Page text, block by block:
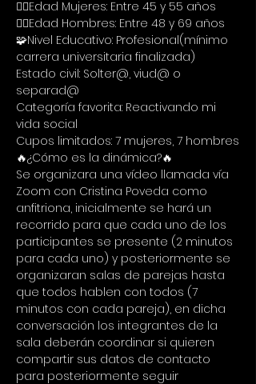
🙋‍♀Edad Mujeres: Entre 45 y 55 años
🙋‍♂Edad Hombres: Entre 48 y 69 años
🧩Nivel Educativo: Profesional(mínimo
carrera universitaria finalizada)
Estado civil: Solter@, viud@ o
separad@
Categoría favorita: Reactivando mi
vida social
Cupos limitados: 7 mujeres, 7 hombres
🔥¿Cómo es la dinámica?🔥
Se organizara una vídeo llamada vía
Zoom con Cristina Poveda como
anfitriona, inicialmente se hará un
recorrido para que cada uno de los
participantes se presente (2 minutos
para cada uno) y posteriormente se
organizaran salas de parejas hasta
que todos hablen con todos (7
minutos con cada pareja), en dicha
conversación los integrantes de la
sala deberán coordinar si quieren
compartir sus datos de contacto
para posteriormente seguir